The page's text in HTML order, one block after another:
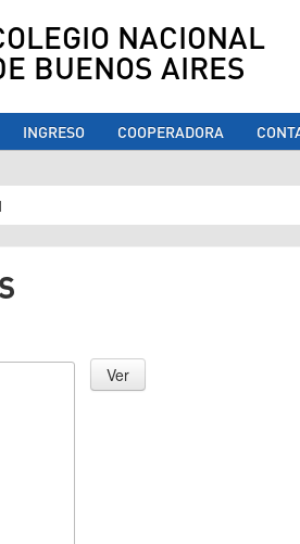
NACIONAL
BUENOS AIRES
INGRESO COOPERADORA
usted aquí